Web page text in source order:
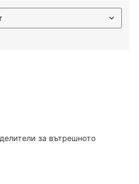
за вътрешното